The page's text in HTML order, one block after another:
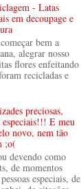
- Latas
em decoupage e
bem a
alegrar nosso
flores enfeitando
recicladas e
preciosas,
especiais!!! E meu
novo, nem tão
;o(
devendo como
de momentos
especiais, de